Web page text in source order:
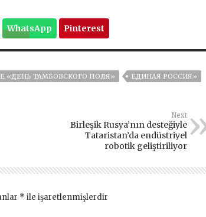
WhatsApp Pinterest
«ДЕНЬ ТАМБОВСКОГО ПОЛЯ»
ЕДИНАЯ РОССИЯ»
Next
Birleşik Rusya’nın desteğiyle
Tataristan’da endüstriyel
robotik geliştiriliyor
* ile işaretlenmişlerdir